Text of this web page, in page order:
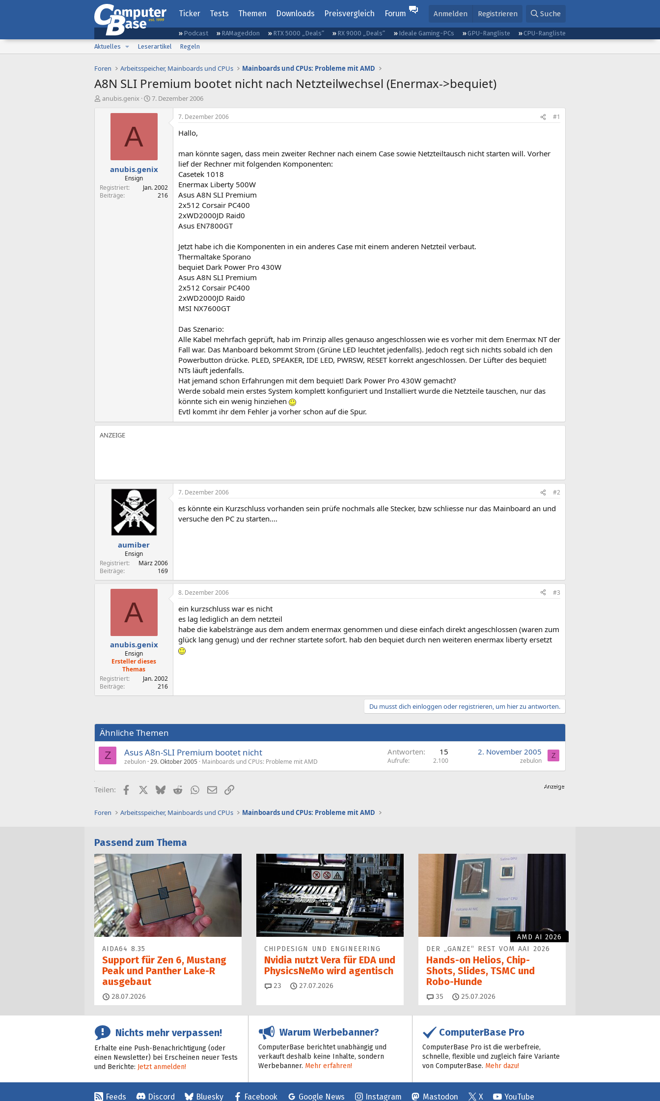
Ticker Tests Themen Downloads Preisvergleich Forum Anmelden Registrieren Suche
Podcast RAMageddon RTX 5000 „Deals“ RX 9000 „Deals“ Ideale Gaming-PCs GPU-Rangliste
CPU-Rangliste
Aktuelles
Leserartikel Regeln
Foren Arbeitsspeicher, Mainboards und CPUs Mainboards und CPUs: Probleme mit AMD
A8N SLI Premium bootet nicht nach Netzteilwechsel (Enermax->bequiet)
E
anubis.genix
E
s
t
a
7. Dezember 2006
A
anubis.genix
Ensign
Registriert
Jan. 2002
Beiträge
216
7. Dezember 2006 #1
Hallo,
man könnte sagen, dass mein zweiter Rechner nach einem Case sowie Netzteiltausch nicht starten will. Vorher
lief der Rechner mit folgenden Komponenten:
Casetek 1018
Enermax Liberty 500W
Asus A8N SLI Premium
2x512 Corsair PC400
2xWD2000JD Raid0
Asus EN7800GT
Jetzt habe ich die Komponenten in ein anderes Case mit einem anderen Netzteil verbaut.
Thermaltake Sporano
bequiet Dark Power Pro 430W
Asus A8N SLI Premium
2x512 Corsair PC400
2xWD2000JD Raid0
MSI NX7600GT
Das Szenario:
Alle Kabel mehrfach geprüft, hab im Prinzip alles genauso angeschlossen wie es vorher mit dem Enermax NT der
Fall war. Das Manboard bekommt Strom (Grüne LED leuchtet jedenfalls). Jedoch regt sich nichts sobald ich den
Powerbutton drücke. PLED, SPEAKER, IDE LED, PWRSW, RESET korrekt angeschlossen. Der Lüfter des bequiet!
NTs läuft jedenfalls.
Hat jemand schon Erfahrungen mit dem bequiet! Dark Power Pro 430W gemacht?
Werde sobald mein erstes System komplett konfiguriert und Installiert wurde die Netzteile tauschen, nur das
könnte sich ein wenig hinziehen
Evtl kommt ihr dem Fehler ja vorher schon auf die Spur.
aumiber
Ensign
Registriert
März 2006
Beiträge
169
7. Dezember 2006 #2
es könnte ein Kurzschluss vorhanden sein prüfe nochmals alle Stecker, bzw schliesse nur das Mainboard an und
versuche den PC zu starten....
A
anubis.genix
Ensign
Ersteller dieses
Themas
Registriert
Jan. 2002
Beiträge
216
8. Dezember 2006 #3
ein kurzschluss war es nicht
es lag lediglich an dem netzteil
habe die kabelstränge aus dem andem enermax genommen und diese einfach direkt angeschlossen (waren zum
glück lang genug) und der rechner startete sofort. hab den bequiet durch nen weiteren enermax liberty ersetzt
Du musst dich einloggen oder registrieren, um hier zu antworten.
Ähnliche Themen
Z Asus A8n-SLI Premium bootet nicht
zebulon 29. Oktober 2005 Mainboards und CPUs: Probleme mit AMD
Antworten 15
Aufrufe 2.100
2. November 2005
zebulon
Z
Teilen: FacebookX (Twitter)
BlueskyRedditWhatsApp
E-MailLink
Foren Arbeitsspeicher, Mainboards und CPUs Mainboards und CPUs: Probleme mit AMD
Passend zum Thema
AIDA64 8.35
Support für Zen 6, Mustang
Peak und Panther Lake-R
ausgebaut
28.07.2026
CHIPDESIGN UND ENGINEERING
Nvidia nutzt Vera für EDA und
PhysicsNeMo wird agentisch
23 Kommentare
27.07.2026
AMD AI 2026
DER „GANZE“ REST VOM AAI 2026
Hands-on Helios, Chip-
Shots, Slides, TSMC und
Robo-Hunde
35 Kommentare
25.07.2026
Nichts mehr verpassen!
Erhalte eine Push-Benachrichtigung (oder
einen Newsletter) bei Erscheinen neuer Tests
und Berichte: Jetzt anmelden!
Warum Werbebanner?
ComputerBase berichtet unabhängig und
verkauft deshalb keine Inhalte, sondern
Werbebanner. Mehr erfahren!
ComputerBase Pro
ComputerBase Pro ist die werbefreie,
schnelle, flexible und zugleich faire Variante
von ComputerBase. Mehr dazu!
Feeds Discord Bluesky Facebook Google News Instagram Mastodon X YouTube